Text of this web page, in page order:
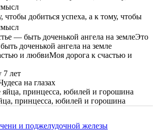
чтобы добиться успеха, а к тому, чтобы
Это
доченькой ангела на земле
Моя дорога к счастью и
7 лет
на глазах
принцесса, юбилей и горошина
и поджелудочной железы